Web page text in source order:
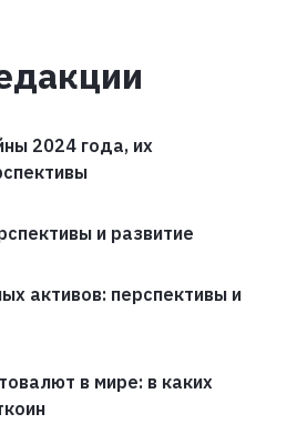
2024 года, их
и развитие
активов: перспективы и
в мире: в каких